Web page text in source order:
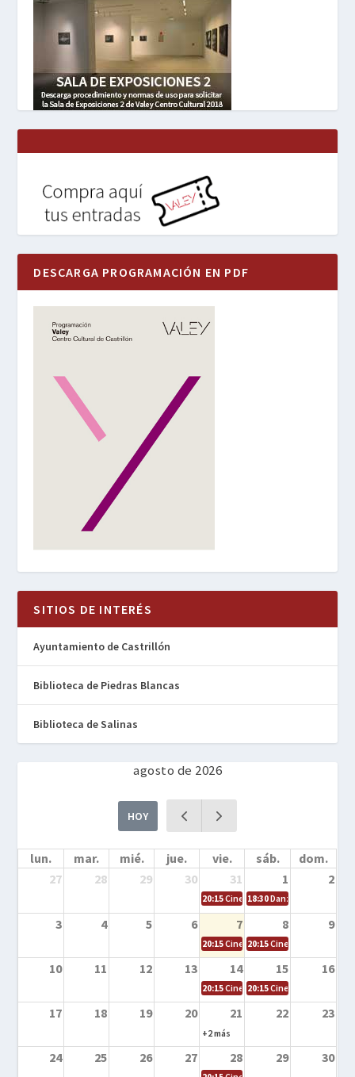
DESCARGA PROGRAMACIÓN EN PDF
SITIOS DE INTERÉS
Ayuntamiento de Castrillón
Biblioteca de Piedras Blancas
Biblioteca de Salinas
agosto de 2026
HOY
lun. mar. mié. jue. vie. sáb.
dom.
27
28 29 30 31 1 2
20:15Cine en la calle – Cómo
18:30Danza – Cita en el
3 4 5 6 7 8 9
20:15Cine en la calle – El niño y la
20:15Cine en la calle –
10 11 12 13 14 15 16
20:15Cine en la calle – Tortugas
20:15Cine en la calle –
17 18 19 20 21 22 23
+2 más
24 25 26 27 28 29 30